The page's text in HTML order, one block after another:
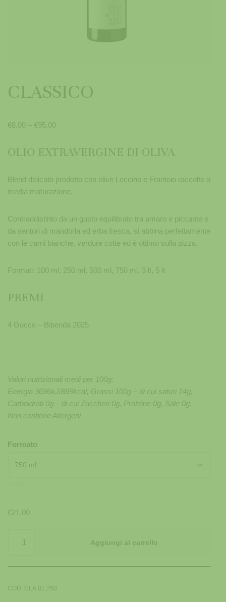
CLASSICO
€8,00 – €95,00
OLIO EXTRAVERGINE DI OLIVA
Blend delicato prodotto con olive Leccino e Frantoio raccolte a
media maturazione.
Contraddistinto da un gusto equilibrato tra amaro e piccante e
da sentori di mandorla ed erba fresca, si abbina perfettamente
con le carni bianche, verdure cotte ed è ottimo sulla pizza.
Formati: 100 ml, 250 ml, 500 ml, 750 ml, 3 lt, 5 lt
PREMI
4 Gocce – Bibenda 2025
Valori nutrizionali medi per 100g:
Energia 3696kJ/899kcal, Grassi 100g – di cui saturi 14g,
Carboidrati 0g – di cui Zuccheri 0g, Proteine 0g, Sale 0g.
Non contiene Allergeni
Formato
€21,00
Aggiungi al carrello
COD: CLA.01.750